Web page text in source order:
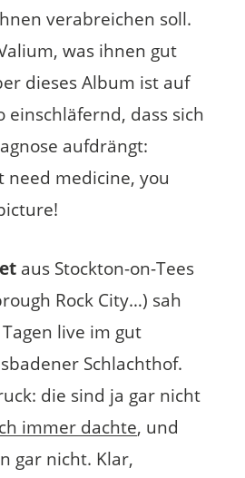
verabreichen soll.
was ihnen gut
dieses Album ist auf
einschläfernd, dass sich
aufdrängt:
need medicine, you
aus Stockton-on-Tees
Rock City…) sah
live im gut
Schlachthof.
die sind ja gar nicht
immer dachte, und
gar nicht. Klar,